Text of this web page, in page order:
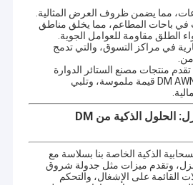
مما يضمن ظروف العرض المثالية.
في باحات المطاعم، مما يخلق مناطق
الطلق مقاومة للعوامل الجوية.
في مراكز التسوق، والتي تدمج
منتجات مصنع الستائر الدوارة
المزودة بمحرك من DM AWNING قيمة ملموسة، وتلبي
التكامل مع أتمتة المنزل: الحلول الذكية من DM
الذكية الخاصة بنا بسلاسة مع
وتقدم ميزات مثل جدولة شروق
القائمة على الإشغال، والتحكم